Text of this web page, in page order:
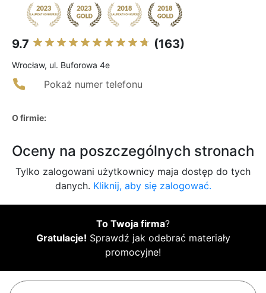
9.7 (163)
Wrocław, ul. Buforowa 4e
Pokaż numer telefonu
O firmie:
Oceny na poszczególnych stronach
Tylko zalogowani użytkownicy maja dostęp do tych
danych. Kliknij, aby się zalogować.
To Twoja firma?
Gratulacje! Sprawdź jak odebrać materiały
promocyjne!